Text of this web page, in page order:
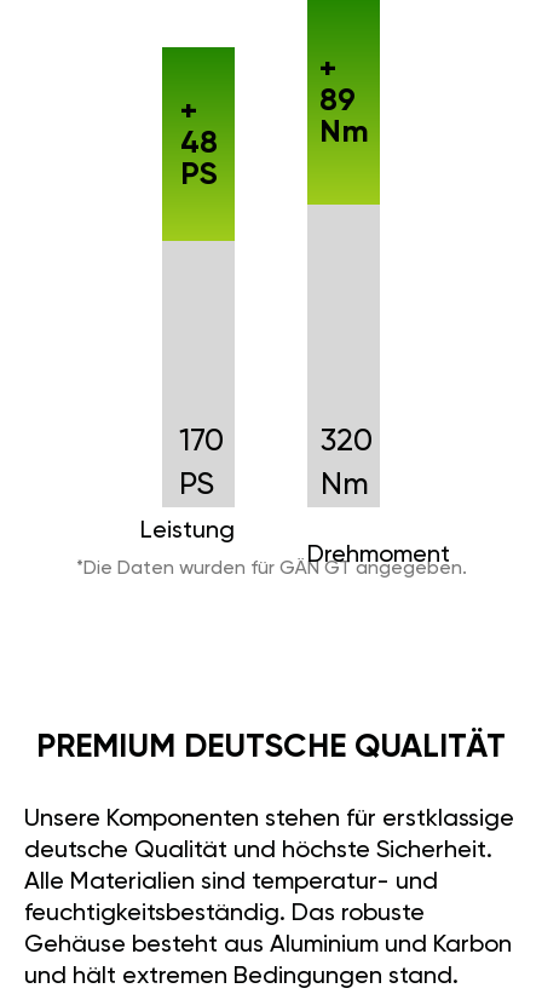
170
PS
Leistung
+
48
PS
320
Nm
Drehmoment
+
89
Nm
*Die Daten wurden für GÄN GT angegeben.
PREMIUM DEUTSCHE QUALITÄT
Unsere Komponenten stehen für erstklassige
deutsche Qualität und höchste Sicherheit.
Alle Materialien sind temperatur- und
feuchtigkeitsbeständig. Das robuste
Gehäuse besteht aus Aluminium und Karbon
und hält extremen Bedingungen stand.